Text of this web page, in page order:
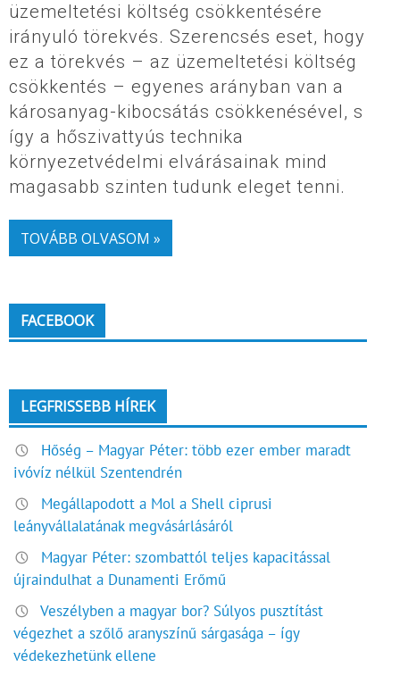
üzemeltetési költség csökkentésére
irányuló törekvés. Szerencsés eset, hogy
ez a törekvés – az üzemeltetési költség
csökkentés – egyenes arányban van a
károsanyag-kibocsátás csökkenésével, s
így a hőszivattyús technika
környezetvédelmi elvárásainak mind
magasabb szinten tudunk eleget tenni.
TOVÁBB OLVASOM »
FACEBOOK
LEGFRISSEBB HÍREK
Hőség – Magyar Péter: több ezer ember maradt
ivóvíz nélkül Szentendrén
Megállapodott a Mol a Shell ciprusi
leányvállalatának megvásárlásáról
Magyar Péter: szombattól teljes kapacitással
újraindulhat a Dunamenti Erőmű
Veszélyben a magyar bor? Súlyos pusztítást
végezhet a szőlő aranyszínű sárgasága – így
védekezhetünk ellene